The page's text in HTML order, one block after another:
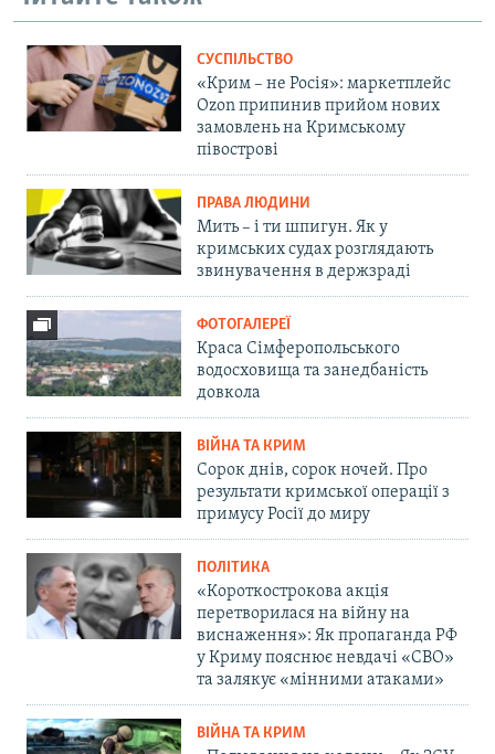
СУСПІЛЬСТВО
«Крим – не Росія»: маркетплейс
Ozon припинив прийом нових
замовлень на Кримському
півострові
ПРАВА ЛЮДИНИ
Мить – і ти шпигун. Як у
кримських судах розглядають
звинувачення в держзраді
ФОТОГАЛЕРЕЇ
Краса Сімферопольського
водосховища та занедбаність
довкола
ВІЙНА ТА КРИМ
Сорок днів, сорок ночей. Про
результати кримської операції з
примусу Росії до миру
ПОЛІТИКА
«Короткострокова акція
перетворилася на війну на
виснаження»: Як пропаганда РФ
у Криму пояснює невдачі «СВО»
та залякує «мінними атаками»
ВІЙНА ТА КРИМ